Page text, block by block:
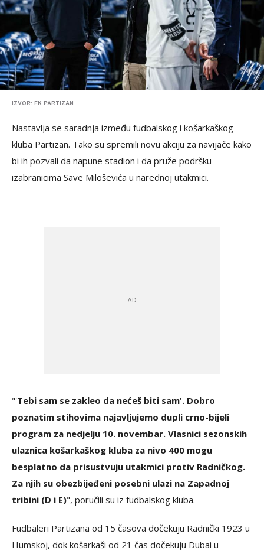
IZVOR: FK PARTIZAN
Nastavlja se saradnja između fudbalskog i košarkaškog
kluba Partizan. Tako su spremili novu akciju za navijače kako
bi ih pozvali da napune stadion i da pruže podršku
izabranicima Save Miloševića u narednoj utakmici.
"'Tebi sam se zakleo da nećeš biti sam'. Dobro
poznatim stihovima najavljujemo dupli crno-bijeli
program za nedjelju 10. novembar. Vlasnici sezonskih
ulaznica košarkaškog kluba za nivo 400 mogu
besplatno da prisustvuju utakmici protiv Radničkog.
Za njih su obezbijeđeni posebni ulazi na Zapadnoj
tribini (D i E)", poručili su iz fudbalskog kluba.
Fudbaleri Partizana od 15 časova dočekuju Radnički 1923 u
Humskoj, dok košarkaši od 21 čas dočekuju Dubai u